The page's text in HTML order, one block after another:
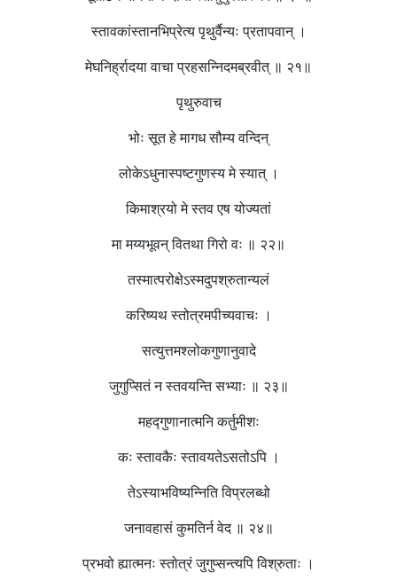
स्तावकांस्तानभिप्रेत्य पृथुर्वैन्यः प्रतापवान् ।
मेघनिर्ह्रादया वाचा प्रहसन्निदमब्रवीत् ॥ २१॥
पृथुरुवाच
भोः सूत हे मागध सौम्य वन्दिन्
लोकेऽधुनास्पष्टगुणस्य मे स्यात् ।
किमाश्रयो मे स्तव एष योज्यतां
मा मय्यभूवन् वितथा गिरो वः ॥ २२॥
तस्मात्परोक्षेऽस्मदुपश्रुतान्यलं
करिष्यथ स्तोत्रमपीच्यवाचः ।
सत्युत्तमश्लोकगुणानुवादे
जुगुप्सितं न स्तवयन्ति सभ्याः ॥ २३॥
महद्गुणानात्मनि कर्तुमीशः
कः स्तावकैः स्तावयतेऽसतोऽपि ।
तेऽस्याभविष्यन्निति विप्रलब्धो
जनावहासं कुमतिर्न वेद ॥ २४॥
प्रभवो ह्यात्मनः स्तोत्रं जुगुप्सन्त्यपि विश्रुताः ।